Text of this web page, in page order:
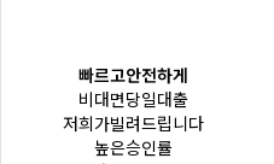
빠르고안전하게
비대면당일대출
저희가빌려드립니다
높은승인률